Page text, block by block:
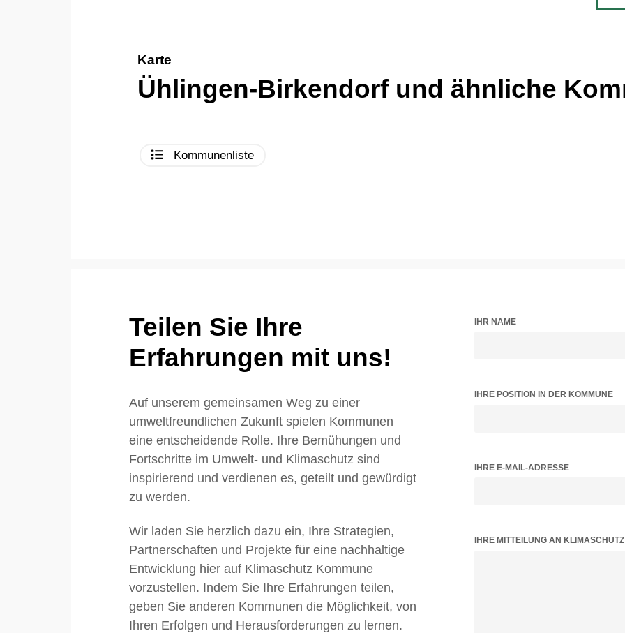
Karte
Ühlingen-Birkendorf und ähnliche
Kommunenliste
Teilen Sie Ihre
Erfahrungen mit uns!
Auf unserem gemeinsamen Weg zu einer
umweltfreundlichen Zukunft spielen Kommunen
eine entscheidende Rolle. Ihre Bemühungen und
Fortschritte im Umwelt- und Klimaschutz sind
inspirierend und verdienen es, geteilt und gewürdigt
zu werden.
Wir laden Sie herzlich dazu ein, Ihre Strategien,
Partnerschaften und Projekte für eine nachhaltige
Entwicklung hier auf Klimaschutz Kommune
vorzustellen. Indem Sie Ihre Erfahrungen teilen,
geben Sie anderen Kommunen die Möglichkeit, von
Ihren Erfolgen und Herausforderungen zu lernen.
IHR NAME
IHRE POSITION IN DER KOMMUNE
IHRE E-MAIL-ADRESSE
BITTE LASSE DIESES FELD LEER.
IHRE MITTEILUNG AN